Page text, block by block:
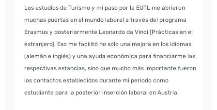
Los estudios de Turismo y mi paso por la EUTL me abrieron
muchas puertas en el mundo laboral a través del programa
Erasmus y posteriormente Leonardo da Vinci (Prácticas en el
extranjero). Eso me facilitó no sólo una mejora en los idiomas
(alemán e inglés) y una ayuda económica para financiarme las
respectivas estancias, sino que mucho más importante fueron
los contactos establecidos durante mi periodo como
estudiante para la posterior inserción laboral en Austria.